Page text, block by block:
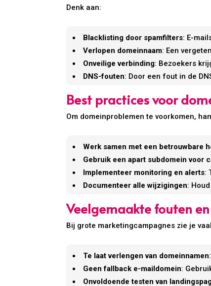
Denk aan:
Blacklisting door spamfilters: E-
Verlopen domeinnaam: Een
Onveilige verbinding: Bezoekers
DNS-fouten: Door een fout in de
Best practices voor
Om domeinproblemen te voorkomen,
Werk samen met een betrouwbare
Gebruik een apart subdomein voor
Implementeer monitoring en alerts:
Documenteer alle wijzigingen:
Veelgemaakte fouten
Bij grote marketingcampagnes zie je
Te laat verlengen van domeinnamen
Geen fallback e-maildomein:
Onvoldoende testen van